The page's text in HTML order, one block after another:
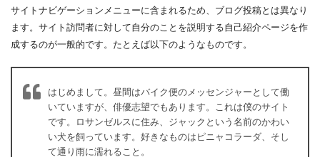
サイトナビゲーションメニューに含まれるため、ブログ投稿とは異なり
ます。サイト訪問者に対して自分のことを説明する自己紹介ページを作
成するのが一般的です。たとえば以下のようなものです。
はじめまして。昼間はバイク便のメッセンジャーとして働
いていますが、俳優志望でもあります。これは僕のサイト
です。ロサンゼルスに住み、ジャックという名前のかわい
い犬を飼っています。好きなものはピニャコラーダ、そし
て通り雨に濡れること。